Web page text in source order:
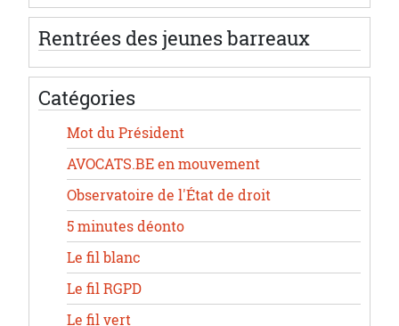
Rentrées des jeunes barreaux
Catégories
Mot du Président
AVOCATS.BE en mouvement
Observatoire de l'État de droit
5 minutes déonto
Le fil blanc
Le fil RGPD
Le fil vert